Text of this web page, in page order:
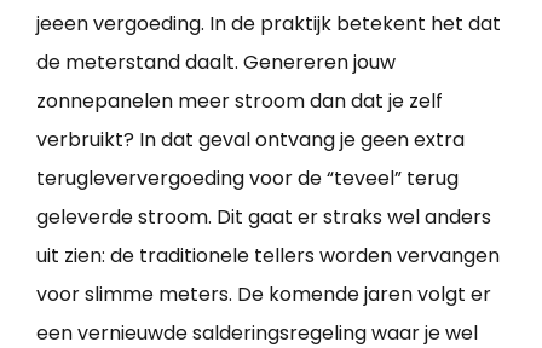
jeeen vergoeding. In de praktijk betekent het dat
de meterstand daalt. Genereren jouw
zonnepanelen meer stroom dan dat je zelf
verbruikt? In dat geval ontvang je geen extra
terugleververgoeding voor de “teveel” terug
geleverde stroom. Dit gaat er straks wel anders
uit zien: de traditionele tellers worden vervangen
voor slimme meters. De komende jaren volgt er
een vernieuwde salderingsregeling waar je wel